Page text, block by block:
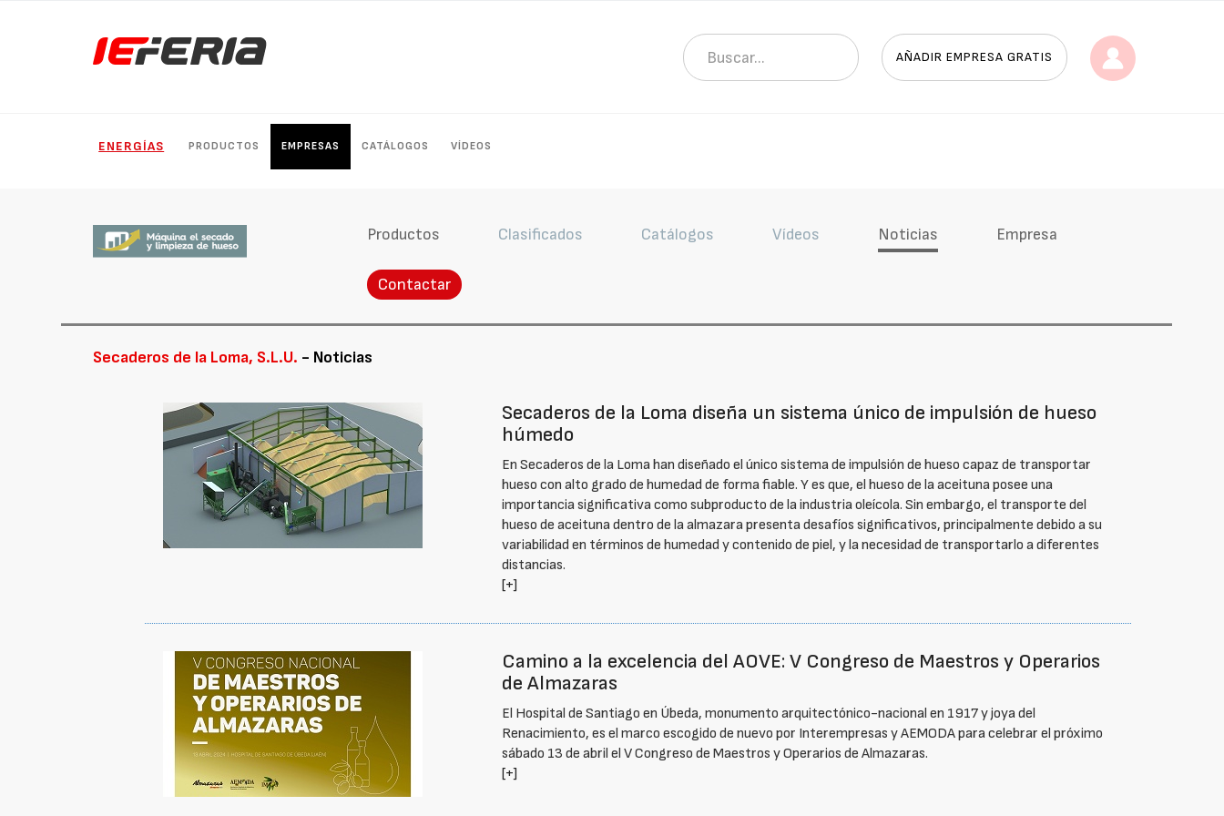
AÑADIR EMPRESA GRATIS
ENERGÍAS PRODUCTOS EMPRESAS CATÁLOGOS VÍDEOS
Productos Clasificados Catálogos Vídeos Noticias Empresa
Contactar
Secaderos de la Loma, S.L.U. - Noticias
Secaderos de la Loma diseña un sistema único de impulsión de hueso
húmedo
En Secaderos de la Loma han diseñado el único sistema de impulsión de hueso capaz de transportar
hueso con alto grado de humedad de forma fiable. Y es que, el hueso de la aceituna posee una
importancia significativa como subproducto de la industria oleícola. Sin embargo, el transporte del
hueso de aceituna dentro de la almazara presenta desafíos significativos, principalmente debido a su
variabilidad en términos de humedad y contenido de piel, y la necesidad de transportarlo a diferentes
distancias.
[+]
Camino a la excelencia del AOVE: V Congreso de Maestros y Operarios
de Almazaras
El Hospital de Santiago en Úbeda, monumento arquitectónico-nacional en 1917 y joya del
Renacimiento, es el marco escogido de nuevo por Interempresas y AEMODA para celebrar el próximo
sábado 13 de abril el V Congreso de Maestros y Operarios de Almazaras.
[+]